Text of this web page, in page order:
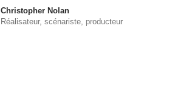
Christopher Nolan
Réalisateur, scénariste, producteur